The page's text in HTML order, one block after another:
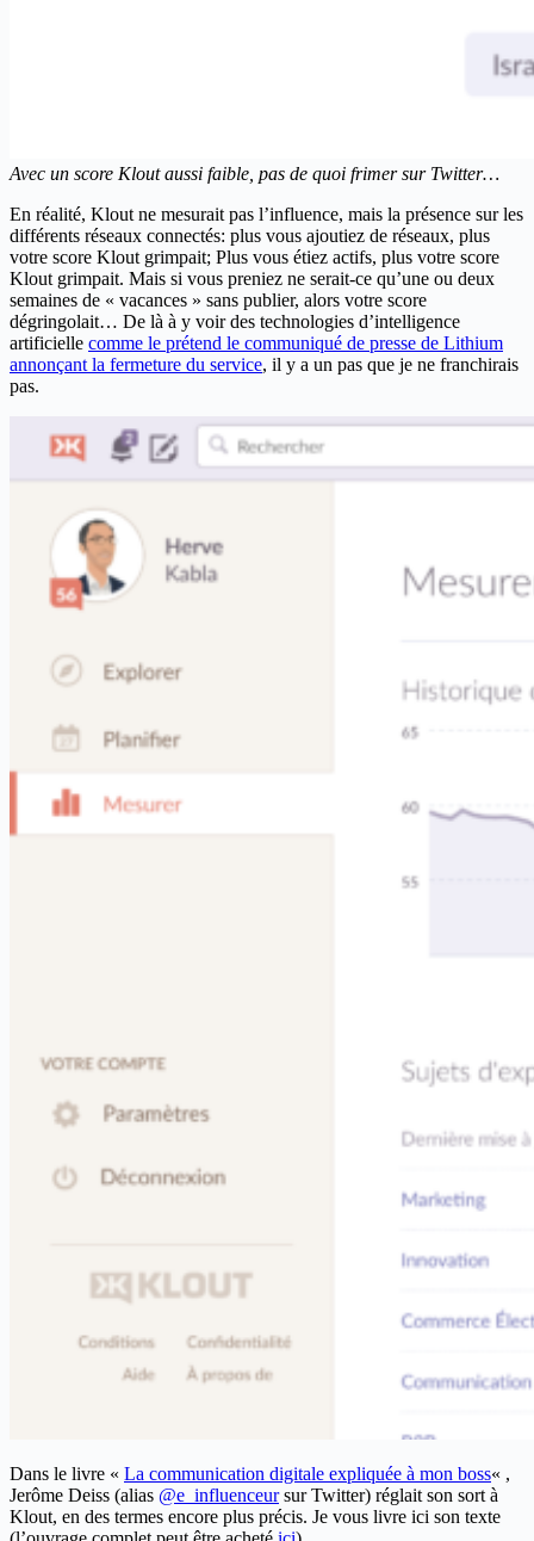
Avec un score Klout aussi faible, pas de quoi frimer sur Twitter…
En réalité, Klout ne mesurait pas l’influence, mais la présence sur les
différents réseaux connectés: plus vous ajoutiez de réseaux, plus
votre score Klout grimpait; Plus vous étiez actifs, plus votre score
Klout grimpait. Mais si vous preniez ne serait-ce qu’une ou deux
semaines de « vacances » sans publier, alors votre score
dégringolait… De là à y voir des technologies d’intelligence
artificielle comme le prétend le communiqué de presse de Lithium
annonçant la fermeture du service, il y a un pas que je ne franchirais
pas.
Dans le livre « La communication digitale expliquée à mon boss« ,
Jerôme Deiss (alias @e_influenceursur Twitter) réglait son sort à
Klout, en des termes encore plus précis. Je vous livre ici son texte